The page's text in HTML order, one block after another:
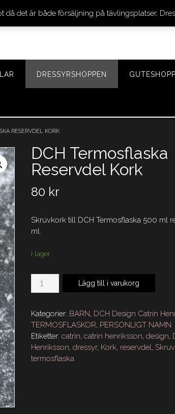
DRESSYRSHOPPEN
RESERVDEL KORK
DCH Termosflaska
Reservdel Kork
80 kr
Skruvkork till DCH Termosflaska 500 ml
ml.
I lager
DCH
Termosflaska
Kork
mängd
Lägg till i varukorg
Kategorier: BARN, DCH Design Catrin
TERMOSFLASKOR, PERSONLIGT NAMN
Etiketter:catrin,catrin henriksson,design,
Henriksson,dressyr, Kork, reservdel,
termosflaska
då det är både försäljning på tävlingsplatser,